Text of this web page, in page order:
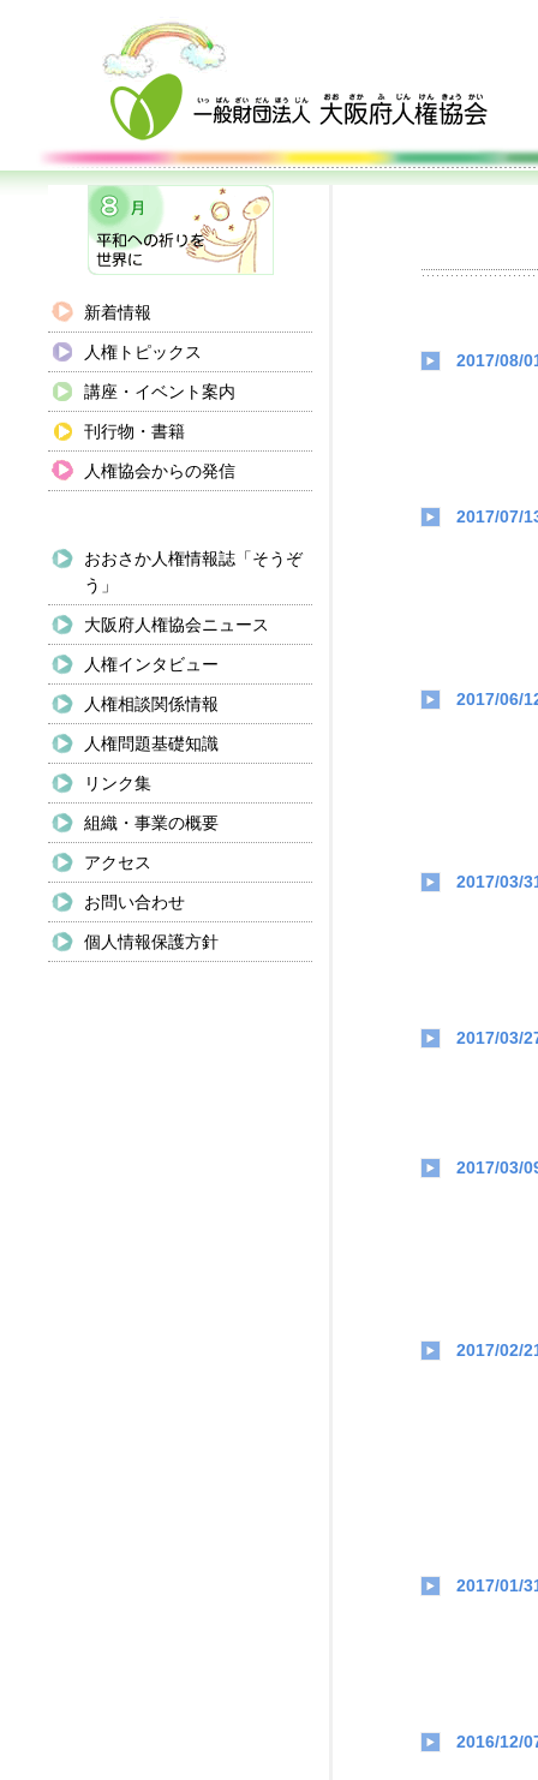
新着情報
人権トピックス
講座・イベント案内
刊行物・書籍
人権協会からの発信
おおさか人権情報誌「そうぞ
う」
大阪府人権協会ニュース
人権インタビュー
人権相談関係情報
人権問題基礎知識
リンク集
組織・事業の概要
アクセス
お問い合わせ
個人情報保護方針
2017/08/
2017/07/
2017/06/
2017/03/
2017/03/
2017/03/
2017/02/
2017/01/
2016/12/